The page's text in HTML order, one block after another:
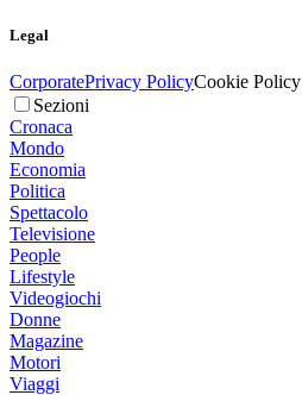
Legal
CorporatePrivacy PolicyCookie Policy
Sezioni
Cronaca
Mondo
Economia
Politica
Spettacolo
Televisione
People
Lifestyle
Videogiochi
Donne
Magazine
Motori
Viaggi